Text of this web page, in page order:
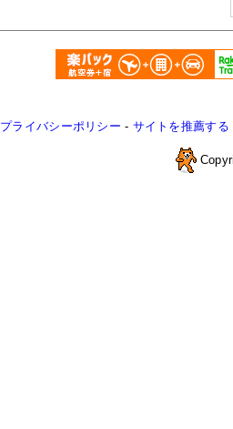
プライバシーポリシー - サイトを推薦する